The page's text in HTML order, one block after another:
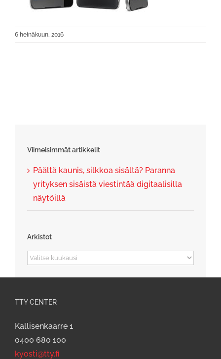
6 heinäkuun, 2016
Viimeisimmät artikkelit
Päältä kaunis, silkkoa sisältä? Paranna
yrityksen sisäistä viestintää digitaalisilla
näytöillä
Arkistot
Arkistot
TTY CENTER
Kallisenkaarre 1
0400 680 100
kyosti@tty.fi